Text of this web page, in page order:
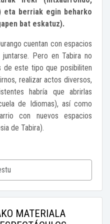
eta berriak egin beharko
bat eskatuz).
cuentan con espacios
Pero en Tabira no
de este tipo que posibiliten
realizar actos diversos,
habría que abrirlas
de Idiomas), así como
con nuevos espacios
de Tabira).
MATERIALA